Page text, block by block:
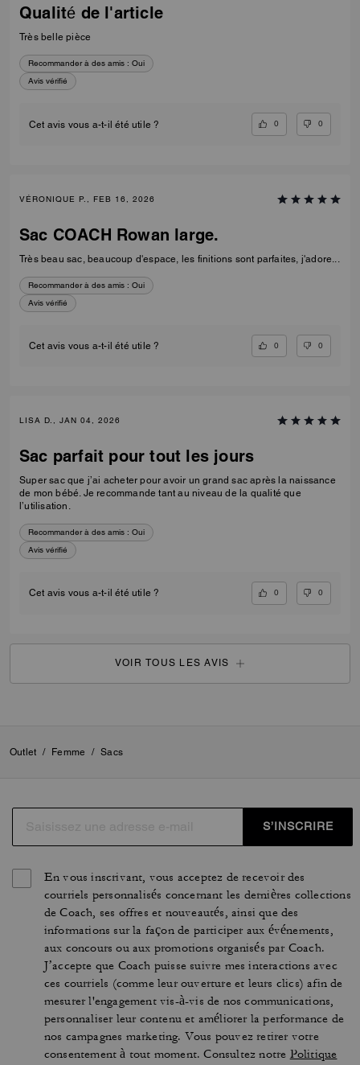
Qualité de l'article
Très belle pièce
Recommander à des amis : Oui
Avis vérifié
Cet avis vous a-t-il été utile ? 0 0
VÉRONIQUE P., FEB 16, 2026
Sac COACH Rowan large.
Très beau sac, beaucoup d'espace, les finitions sont parfaites, j'adore...
Recommander à des amis : Oui
Avis vérifié
Cet avis vous a-t-il été utile ? 0 0
LISA D., JAN 04, 2026
Sac parfait pour tout les jours
Super sac que j’ai acheter pour avoir un grand sac après la naissance
de mon bébé. Je recommande tant au niveau de la qualité que
l’utilisation.
Recommander à des amis : Oui
Avis vérifié
Cet avis vous a-t-il été utile ? 0 0
VOIR TOUS LES AVIS
Outlet / Femme / Sacs
S’INSCRIRE
En vous inscrivant, vous acceptez de recevoir des
courriels personnalisés concernant les dernières collections
de Coach, ses offres et nouveautés, ainsi que des
informations sur la façon de participer aux événements,
aux concours ou aux promotions organisés par Coach.
J’accepte que Coach puisse suivre mes interactions avec
ces courriels (comme leur ouverture et leurs clics) afin de
mesurer l'engagement vis-à-vis de nos communications,
personnaliser leur contenu et améliorer la performance de
nos campagnes marketing. Vous pouvez retirer votre
consentement à tout moment. Consultez notre Politique